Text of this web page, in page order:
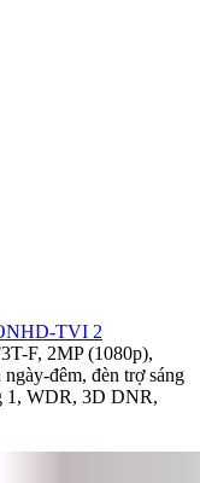
HD-TVI 2
F, 2MP (1080p),
đêm, đèn trợ sáng
1, WDR, 3D DNR,